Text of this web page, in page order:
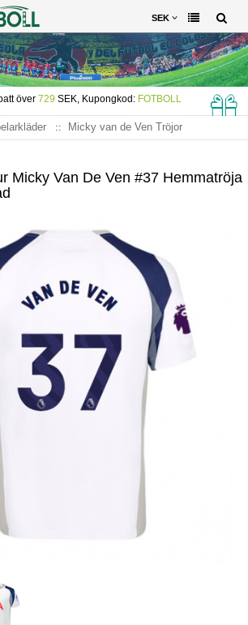
SEK
över 729 SEK, Kupongkod: FOTBOLL
Micky van de Ven Tröjor
Micky Van De Ven #37 Hemmatröja